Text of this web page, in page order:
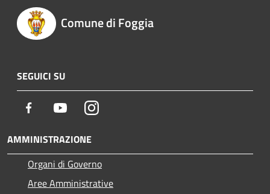
Comune di Foggia
SEGUICI SU
Facebook YoutubeInstagram
AMMINISTRAZIONE
Organi di Governo
Aree Amministrative